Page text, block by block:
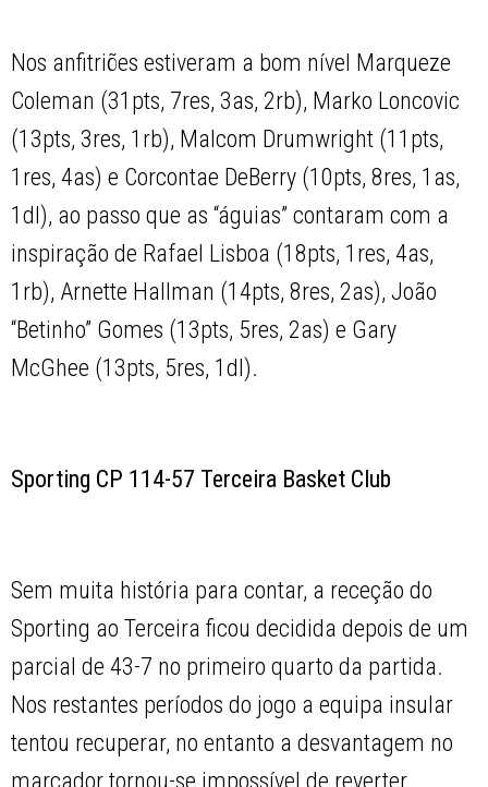
Nos anfitriões estiveram a bom nível Marqueze
Coleman (31pts, 7res, 3as, 2rb), Marko Loncovic
(13pts, 3res, 1rb), Malcom Drumwright (11pts,
1res, 4as) e Corcontae DeBerry (10pts, 8res, 1as,
1dl), ao passo que as “águias” contaram com a
inspiração de Rafael Lisboa (18pts, 1res, 4as,
1rb), Arnette Hallman (14pts, 8res, 2as), João
“Betinho” Gomes (13pts, 5res, 2as) e Gary
McGhee (13pts, 5res, 1dl).
Sporting CP 114-57 Terceira Basket Club
Sem muita história para contar, a receção do
Sporting ao Terceira ficou decidida depois de um
parcial de 43-7 no primeiro quarto da partida.
Nos restantes períodos do jogo a equipa insular
tentou recuperar, no entanto a desvantagem no
marcador tornou-se impossível de reverter.